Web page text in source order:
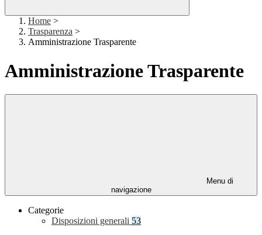
Home >
Trasparenza >
Amministrazione Trasparente
Amministrazione Trasparente
Menu di
navigazione
Categorie
Disposizioni generali 53